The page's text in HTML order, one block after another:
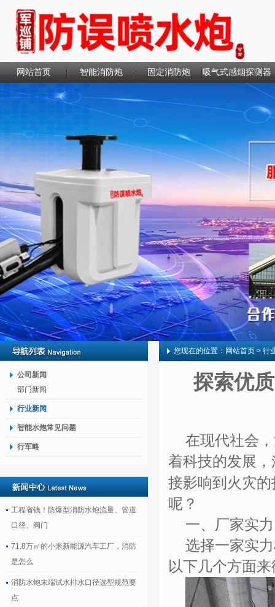
网站首页 智能消防炮 固定消防炮 吸气式感烟探测器
联系我们
公司新闻
部门新闻
行业新闻
智能水炮常见问题
行军略
工程省钱！防爆型消防水炮流量、管道
口径、阀门
71.8万㎡的小米新能源汽车工厂，消防
是怎么
消防水炮末端试水排水口径选型规范要
点
您现在的位置： 网站首页 > 行
探索优
在现代社会
着科技的发展，
接影响到火灾
呢？
一、厂家实力
选择一家实
以下几个方面